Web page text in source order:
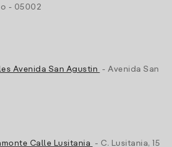
- 05002
Avenida San Agustin
- Avenida San
Calle Lusitania
- C. Lusitania, 15